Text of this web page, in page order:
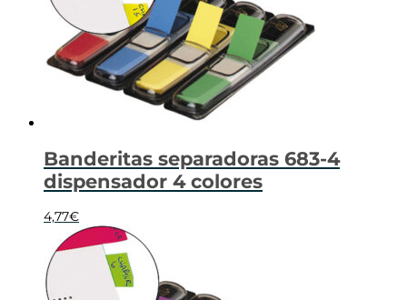
Banderitas separadoras 683-4
dispensador 4 colores
4,77€